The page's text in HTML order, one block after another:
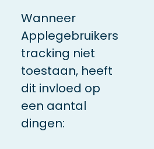
Wanneer
Applegebruikers
tracking niet
toestaan, heeft
dit invloed op
een aantal
dingen: